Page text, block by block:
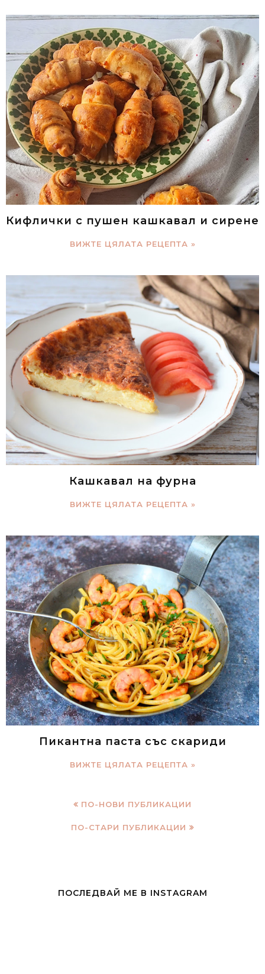
Кифлички с пушен кашкавал и сирене
ВИЖТЕ ЦЯЛАТА РЕЦЕПТА »
Кашкавал на фурна
ВИЖТЕ ЦЯЛАТА РЕЦЕПТА »
Пикантна паста със скариди
ВИЖТЕ ЦЯЛАТА РЕЦЕПТА »
ПО-НОВИ ПУБЛИКАЦИИ
ПО-СТАРИ ПУБЛИКАЦИИ
ПОСЛЕДВАЙ МЕ В INSTAGRAM